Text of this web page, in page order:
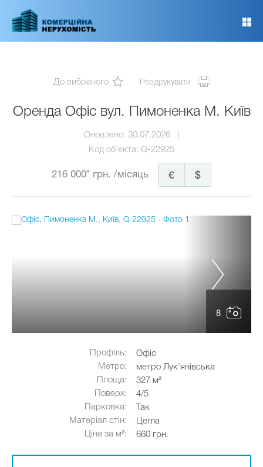
основного
До вибраного Роздрукувати
Оренда Офіс вул. Пимоненка М. Київ
Оновлено: 30.07.2026
Код об'єкта: Q-22925
216 000* грн. /місяць $
€
8
Профіль:
Офіс
Метро:
метро Лук'янівська
Площа:
327 м²
Поверх:
4/5
Парковка:
Так
Матеріал стін:
Цегла
Ціна за м²:
660 грн.